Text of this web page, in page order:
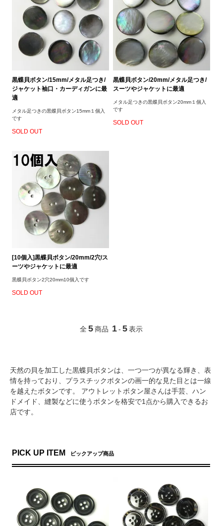
黒蝶貝ボタン/15mm/メタル足つき/
ジャケット袖口・カーディガンに最
適
メタル足つきの黒蝶貝ボタン15mm１個入
です
SOLD OUT
黒蝶貝ボタン/20mm/メタル足つき/
スーツやジャケットに最適
メタル足つきの黒蝶貝ボタン20mm１個入
です
SOLD OUT
[10個入]黒蝶貝ボタン/20mm/2穴/ス
ーツやジャケットに最適
黒蝶貝ボタン2穴20mm10個入です
SOLD OUT
全 5 商品 1 - 5 表示
天然の貝を加工した黒蝶貝ボタンは、一つ一つが異なる輝き、表
情を持っており、プラスチックボタンの画一的な見た目とは一線
を越えたボタンです。 アウトレットボタン屋さんは手芸、ハン
ドメイド、縫製などに使うボタンを格安で1点から購入できるお
店です。
PICK UP ITEM ピックアップ商品